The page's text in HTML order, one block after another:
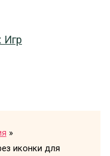
Игр
иконки для